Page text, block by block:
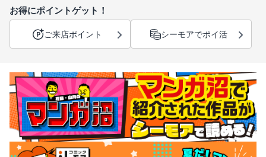
お得にポイントゲット！
ご来店ポイント シーモアでポイ活